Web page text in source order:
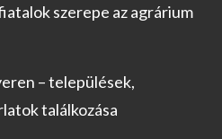
szerepe az agrárium
– települések,
találkozása